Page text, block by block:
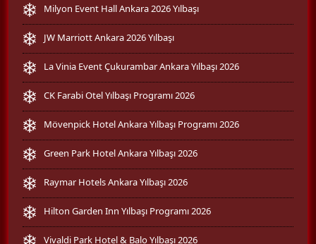
Milyon Event Hall Ankara 2026 Yılbaşı
JW Marriott Ankara 2026 Yılbaşı
La Vinia Event Çukurambar Ankara Yılbaşı 2026
CK Farabi Otel Yılbaşı Programı 2026
Mövenpick Hotel Ankara Yılbaşı Programı 2026
Green Park Hotel Ankara Yılbaşı 2026
Raymar Hotels Ankara Yılbaşı 2026
Hilton Garden Inn Yılbaşı Programı 2026
Vivaldi Park Hotel & Balo Yılbaşı 2026